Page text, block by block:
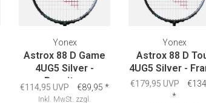
Yonex
Astrox 88 D Game
4UG5 Silver -
Besaiten
€114,95 UVP €89,95 *
Inkl. MwSt. zzgl.
Yonex
Astrox 88 D
4UG5 Silver -
€179,95 UVP
*